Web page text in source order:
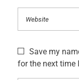
Save my
for the next time